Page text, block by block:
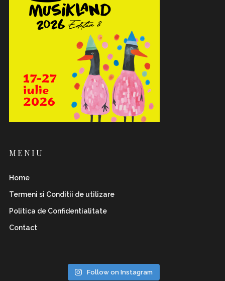
MENIU
Home
Termeni si Conditii de utilizare
Politica de Confidentialitate
Contact
Follow on Instagram